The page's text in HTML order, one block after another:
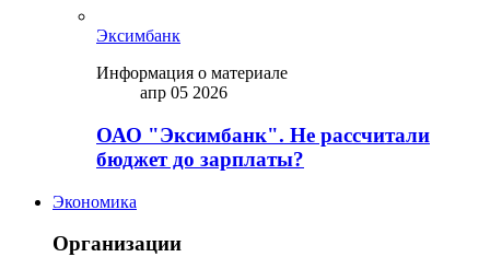
Эксимбанк
Информация о материале
апр 05 2026
ОАО "Эксимбанк". Не рассчитали
бюджет до зарплаты?
Экономика
Организации